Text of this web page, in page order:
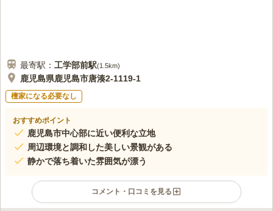
最寄駅： 工学部前駅(1.5km)
鹿児島県鹿児島市唐湊2-1119-1
檀家になる必要なし
おすすめポイント
鹿児島市中心部に近い便利な立地
周辺環境と調和した美しい景観がある
静かで落ち着いた雰囲気が漂う
コメント・口コミを見る